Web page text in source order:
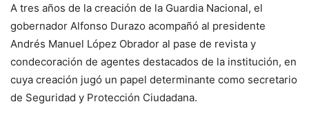
A tres años de la creación de la Guardia Nacional, el
gobernador Alfonso Durazo acompañó al presidente
Andrés Manuel López Obrador al pase de revista y
condecoración de agentes destacados de la institución, en
cuya creación jugó un papel determinante como secretario
de Seguridad y Protección Ciudadana.